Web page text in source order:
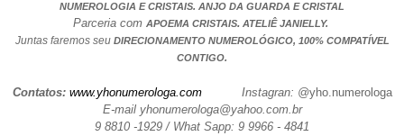
NUMEROLOGIA E CRISTAIS. ANJO DA GUARDA E CRISTAL
Parceria com APOEMA CRISTAIS. ATELIÊ JANIELLY.
Juntas faremos seu DIRECIONAMENTO NUMEROLÓGICO, 100% COMPATÍVEL
CONTIGO.
Contatos: www.yhonumerologa.comInstagran: @yho.numerologa
E-mail yhonumerologa@yahoo.com.br
9 8810 -1929 / What Sapp: 9 9966 - 4841